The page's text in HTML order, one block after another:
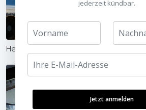
Heimkino "Sunshine" made by
jederzeit kündbar.
Jetzt anmelden